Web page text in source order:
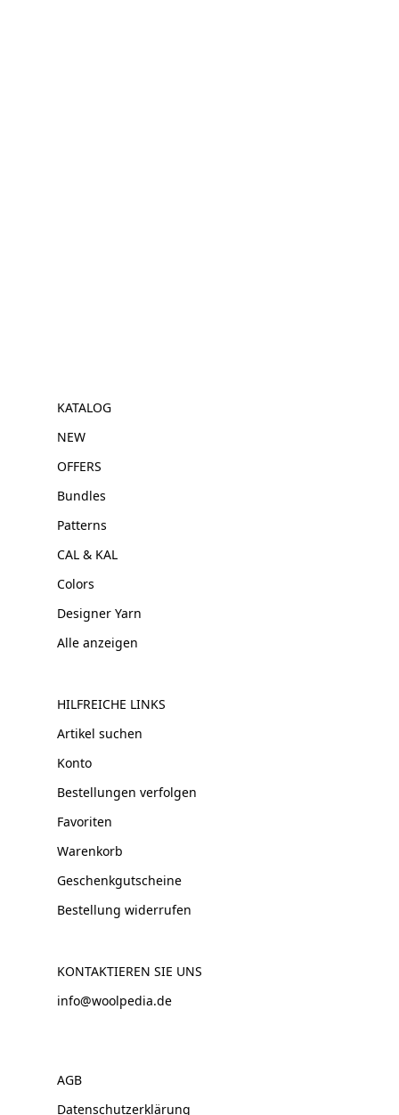
KATALOG
NEW
OFFERS
Bundles
Patterns
CAL & KAL
Colors
Designer Yarn
Alle anzeigen
HILFREICHE LINKS
Artikel suchen
Konto
Bestellungen verfolgen
Favoriten
Warenkorb
Geschenkgutscheine
Bestellung widerrufen
KONTAKTIEREN SIE UNS
info@woolpedia.de
AGB
Datenschutzerklärung